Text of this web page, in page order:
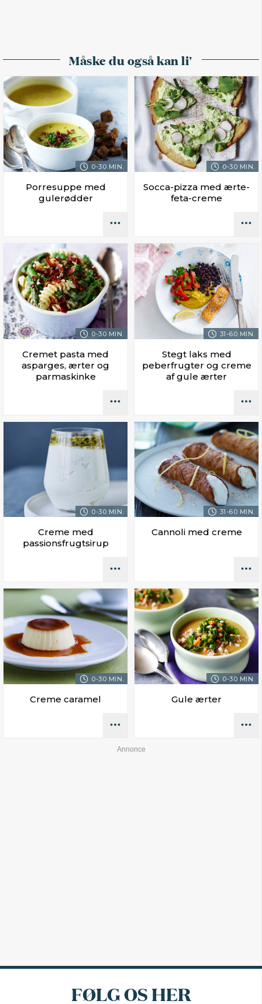
Måske du også kan li'
0-30 MIN.
Porresuppe med
gulerødder
0-30 MIN.
Socca-pizza med ærte-
feta-creme
0-30 MIN.
Cremet pasta med
asparges, ærter og
parmaskinke
31-60 MIN.
Stegt laks med
peberfrugter og creme
af gule ærter
0-30 MIN.
Creme med
passionsfrugtsirup
31-60 MIN.
Cannoli med creme
0-30 MIN.
Creme caramel
0-30 MIN.
Gule ærter
FØLG OS HER